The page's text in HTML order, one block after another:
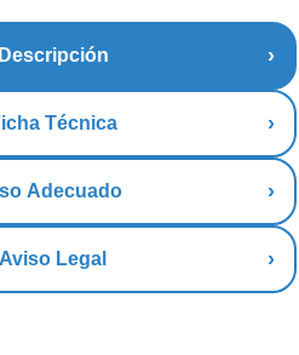
Descripción
Técnica
Adecuado
Aviso Legal